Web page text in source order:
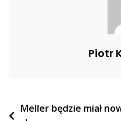
Piotr
Nawigacja
Meller będzie miał